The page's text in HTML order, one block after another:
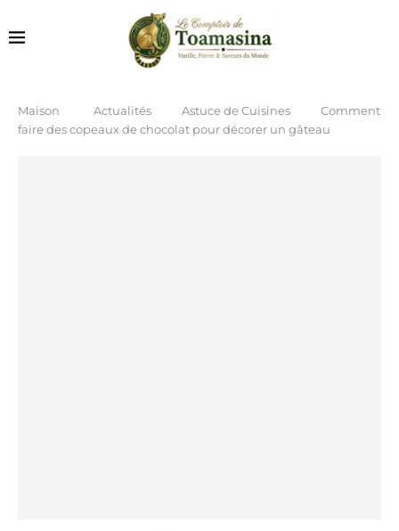
Maison Actualités Astuce de Cuisines
Comment
faire des copeaux de chocolat pour décorer un gâteau